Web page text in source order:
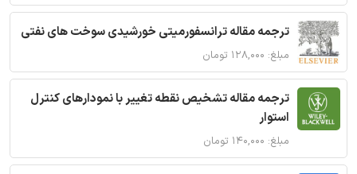
ترجمه مقاله ترانسفورمیتی خورشیدی سوخت های نفتی
مبلغ: ۱۲۸,۰۰۰ تومان
ترجمه مقاله تشخیص نقطه تغییر با نمودارهای کنترل
استوار
مبلغ: ۱۴۰,۰۰۰ تومان